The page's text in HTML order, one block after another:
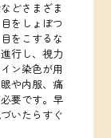
どさまざま
をしょぼつ
をこするな
行し、視力
ン染色が用
や内服、痛
要です。早
いたらすぐ